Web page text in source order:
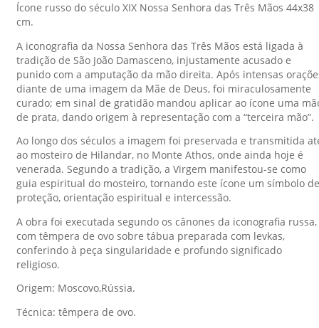
Ícone russo do século XIX Nossa Senhora das Três Mãos 44x38
cm.
A iconografia da Nossa Senhora das Três Mãos está ligada à
tradição de São João Damasceno, injustamente acusado e
punido com a amputação da mão direita. Após intensas
diante de uma imagem da Mãe de Deus, foi miraculosamente
curado; em sinal de gratidão mandou aplicar ao ícone uma
de prata, dando origem à representação com a “terceira mão”.
Ao longo dos séculos a imagem foi preservada e transmitida
ao mosteiro de Hilandar, no Monte Athos, onde ainda hoje é
venerada. Segundo a tradição, a Virgem manifestou-se como
guia espiritual do mosteiro, tornando este ícone um símbolo de
proteção, orientação espiritual e intercessão.
A obra foi executada segundo os cânones da iconografia russa,
com têmpera de ovo sobre tábua preparada com levkas,
conferindo à peça singularidade e profundo significado
religioso.
Origem: Moscovo,Rússia.
Técnica: têmpera de ovo.